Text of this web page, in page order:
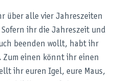
über alle vier Jahreszeiten
ihr die Jahreszeit und
beenden wollt, habt ihr
Zum einen könnt ihr einen
ihr euren Igel, eure Maus,